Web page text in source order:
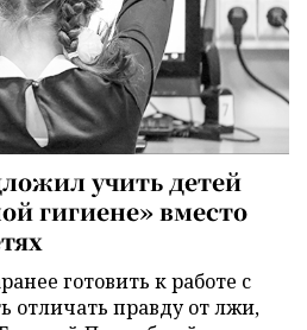
учить детей
гигиене» вместо
готовить к работе с
отличать правду от лжи,